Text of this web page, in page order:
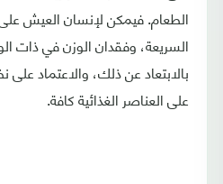
الطعام. فيمكن لإنسان العيش
السريعة، وفقدان الوزن في ذات
بالابتعاد عن ذلك، والاعتماد
على العناصر الغذائية كافة.